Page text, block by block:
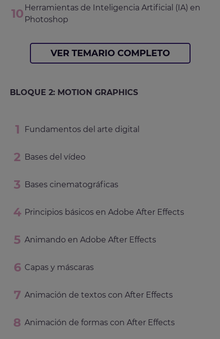
Herramientas de Inteligencia Artificial (IA) en
Photoshop
VER TEMARIO COMPLETO
BLOQUE 2: MOTION GRAPHICS
Fundamentos del arte digital
Bases del vídeo
Bases cinematográficas
Principios básicos en Adobe After Effects
Animando en Adobe After Effects
Capas y máscaras
Animación de textos con After Effects
Animación de formas con After Effects